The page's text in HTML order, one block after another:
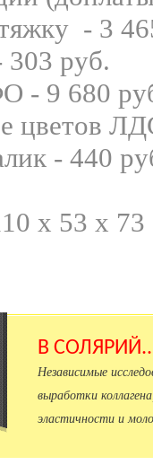
- 3
303 руб.
- 9 680
цветов
- 440
x 53 x 73
В
Независимые
выработки
эластичности и